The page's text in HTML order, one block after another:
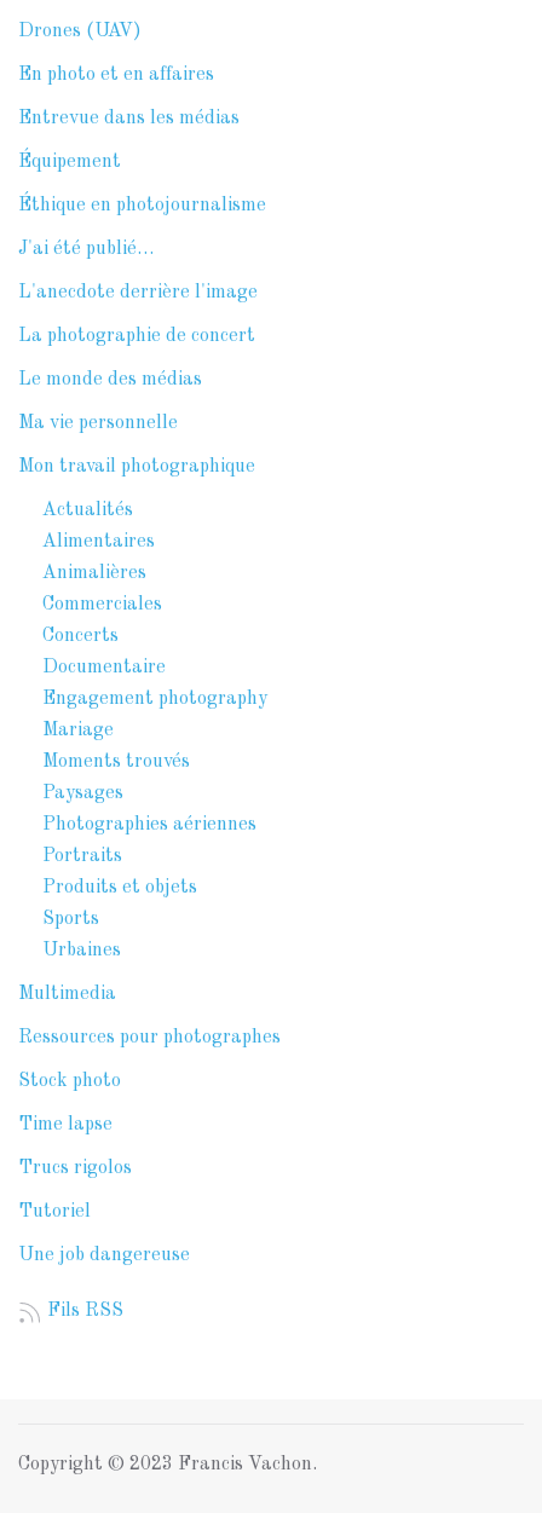
Drones (UAV)
En photo et en affaires
Entrevue dans les médias
Équipement
Éthique en photojournalisme
J'ai été publié…
L'anecdote derrière l'image
La photographie de concert
Le monde des médias
Ma vie personnelle
Mon travail photographique
Actualités
Alimentaires
Animalières
Commerciales
Concerts
Documentaire
Engagement photography
Mariage
Moments trouvés
Paysages
Photographies aériennes
Portraits
Produits et objets
Sports
Urbaines
Multimedia
Ressources pour photographes
Stock photo
Time lapse
Trucs rigolos
Tutoriel
Une job dangereuse
Fils RSS
Copyright © 2023 Francis Vachon.